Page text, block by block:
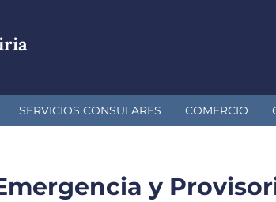
SERVICIOS CONSULARES COMERCIO
y